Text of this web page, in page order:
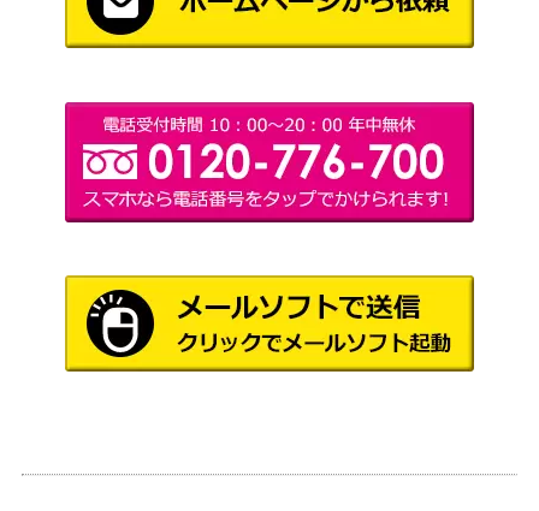
ブラック・マジシャン・
ガール(別イラストVer.)
コナミ
ART COLLECTION）
180,000
ブラック・マジシャン・
ガール（UR）【HC01-J
P003】
KONAMI
（HISTORY ARCHIVE
COLLECTION）
【ETCO-JP036】
（ETERNITY CODE）
黒魔女ディアベルスター
（SE/シークレット）【A
GOV-JP006】
コナミ
（AGE OF
OVERLORD）
1,800
E）【20CP-JPF01】
FINAL CHALLENGE